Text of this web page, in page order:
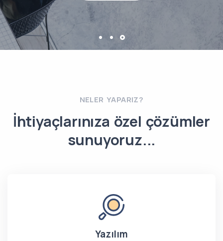
NELER YAPARIZ?
İhtiyaçlarınıza özel çözümler
sunuyoruz...
Yazılım